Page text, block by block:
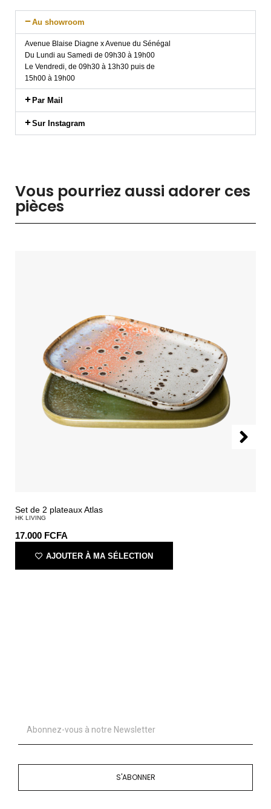
Au showroom
Avenue Blaise Diagne x Avenue du Sénégal
Du Lundi au Samedi de 09h30 à 19h00
Le Vendredi, de 09h30 à 13h30 puis de
15h00 à 19h00
Par Mail
Sur Instagram
Vous pourriez aussi adorer ces
pièces
Set de 2 plateaux Atlas
HK LIVING
17.000 FCFA
AJOUTER À MA SÉLECTION
S'ABONNER